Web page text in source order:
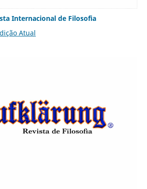
Internacional de Filosofia
Atual